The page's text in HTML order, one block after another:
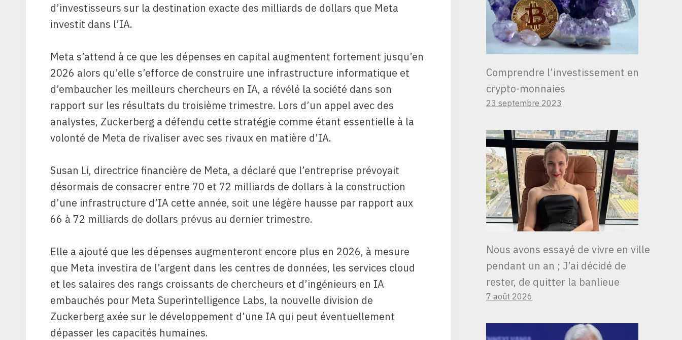
d’investisseurs sur la destination exacte des milliards de dollars que Meta
investit dans l’IA.
Meta s’attend à ce que les dépenses en capital augmentent fortement jusqu’en
2026 alors qu’elle s’efforce de construire une infrastructure informatique et
d’embaucher les meilleurs chercheurs en IA, a révélé la société dans son
rapport sur les résultats du troisième trimestre. Lors d’un appel avec des
analystes, Zuckerberg a défendu cette stratégie comme étant essentielle à la
volonté de Meta de rivaliser avec ses rivaux en matière d’IA.
Susan Li, directrice financière de Meta, a déclaré que l’entreprise prévoyait
désormais de consacrer entre 70 et 72 milliards de dollars à la construction
d’une infrastructure d’IA cette année, soit une légère hausse par rapport aux
66 à 72 milliards de dollars prévus au dernier trimestre.
Elle a ajouté que les dépenses augmenteront encore plus en 2026, à mesure
que Meta investira de l’argent dans les centres de données, les services cloud
et les salaires des rangs croissants de chercheurs et d’ingénieurs en IA
embauchés pour Meta Superintelligence Labs, la nouvelle division de
Zuckerberg axée sur le développement d’une IA qui peut éventuellement
dépasser les capacités humaines.
Comprendre l’investissement en
crypto-monnaies
23 septembre 2023
Nous avons essayé de vivre en ville
pendant un an ; J’ai décidé de
rester, de quitter la banlieue
7 août 2026